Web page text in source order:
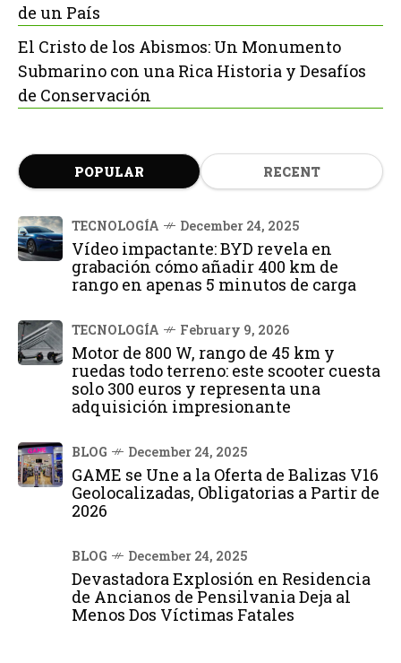
de un País
El Cristo de los Abismos: Un Monumento
Submarino con una Rica Historia y Desafíos
de Conservación
POPULAR RECENT
TECNOLOGÍA December 24, 2025
Vídeo impactante: BYD revela en
grabación cómo añadir 400 km de
rango en apenas 5 minutos de carga
TECNOLOGÍA February 9, 2026
Motor de 800 W, rango de 45 km y
ruedas todo terreno: este scooter cuesta
solo 300 euros y representa una
adquisición impresionante
BLOG December 24, 2025
GAME se Une a la Oferta de Balizas V16
Geolocalizadas, Obligatorias a Partir de
2026
BLOG December 24, 2025
Devastadora Explosión en Residencia
de Ancianos de Pensilvania Deja al
Menos Dos Víctimas Fatales